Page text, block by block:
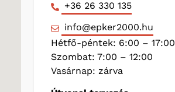
+36 26 330 135
info@epker2000.hu
Hétfő-péntek: 6:00 – 17:00
Szombat: 7:00 – 12:00
Vasárnap: zárva